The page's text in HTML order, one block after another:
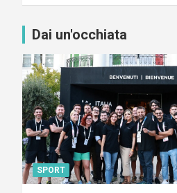
Dai un'occhiata
SPORT